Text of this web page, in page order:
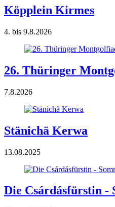
Köpplein Kirmes
4. bis 9.8.2026
26. Thüringer
7.8.2026
Stänichä Kerwa
13.08.2025
Die Csárdásfürstin -